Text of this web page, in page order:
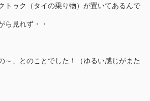
トゥク（タイの乗り物）が置いてあるんで
ら見れず・・
～」とのことでした！（ゆるい感じがまた